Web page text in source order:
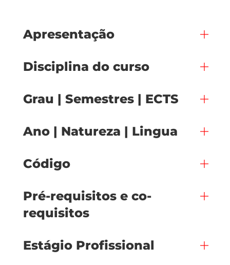
Apresentação
Disciplina do curso
Grau | Semestres | ECTS
Ano | Natureza | Lingua
Código
Pré-requisitos e co-
requisitos
Estágio Profissional